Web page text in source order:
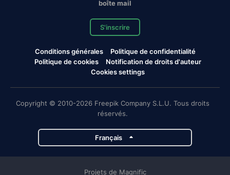
boîte mail
S'inscrire
Conditions générales
Politique de confidentialité
Politique de cookies
Notification de droits d'auteur
Cookies settings
Copyright © 2010-2026 Freepik Company S.L.U. Tous droits
réservés.
Français
Projets de Magnific